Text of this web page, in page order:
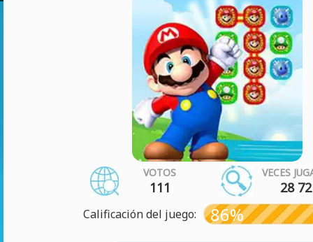
VOTOS
111
VECES
28
Calificación del juego: 86%